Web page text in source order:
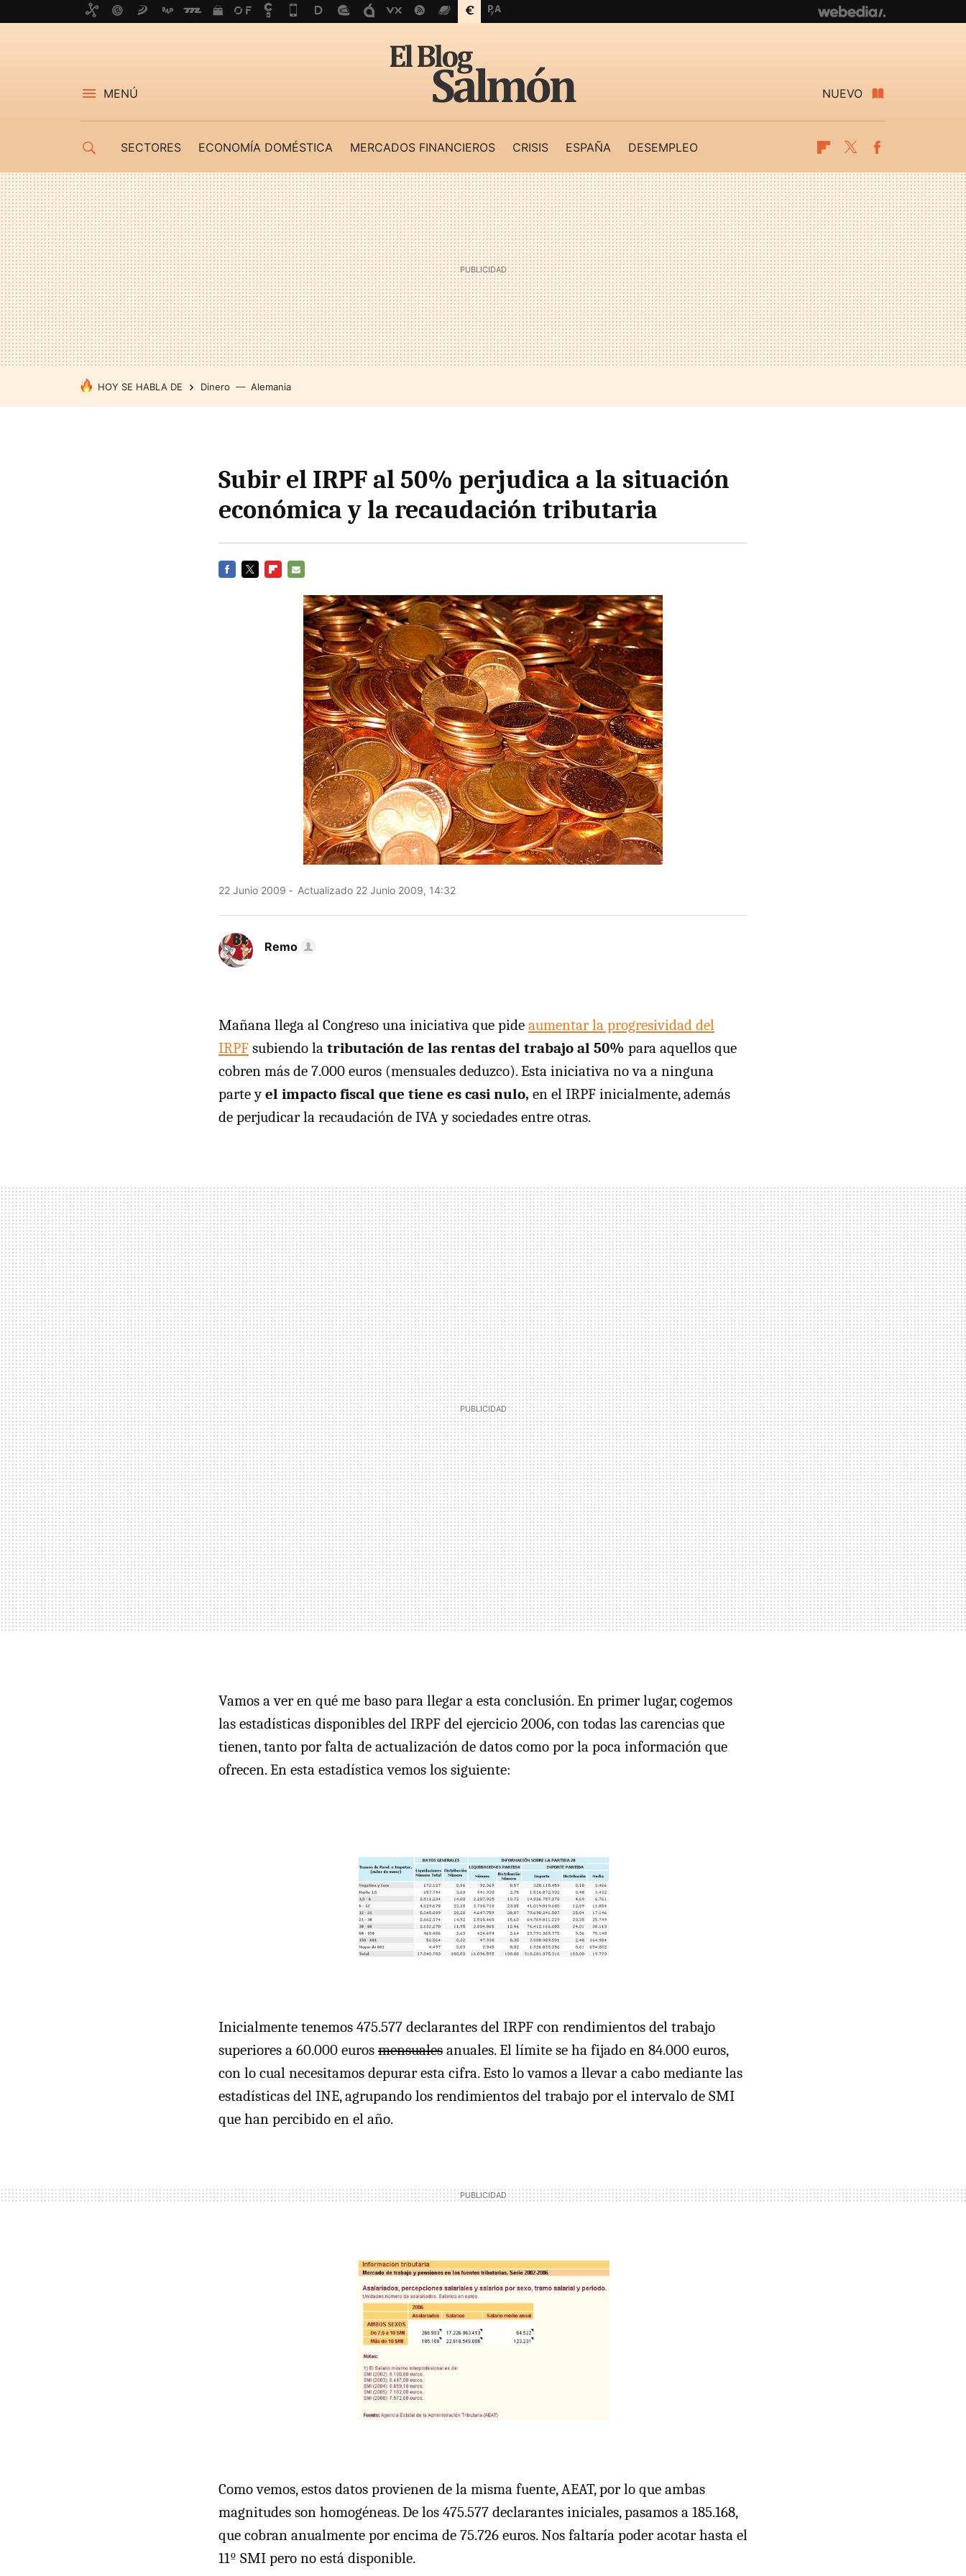
MENÚ NUEVO
SECTORES ECONOMÍA DOMÉSTICA MERCADOS FINANCIEROS CRISIS ESPAÑA DESEMPLEO Flipboard
Twitter
HOY SE HABLA DE Dinero Alemania
Subir el IRPF al 50% perjudica a la situación
económica y la recaudación tributaria
MAIL
22 Junio 2009 Actualizado 22 Junio 2009, 14:32
Remo
Mañana llega al Congreso una iniciativa que pide aumentar la progresividad del
IRPF subiendo la tributación de las rentas del trabajo al 50% para aquellos que
cobren más de 7.000 euros (mensuales deduzco). Esta iniciativa no va a ninguna
parte yel impacto fiscal que tiene es casi nulo, en el IRPF inicialmente, además
de perjudicar la recaudación de IVAy sociedades entre otras.
Vamos a ver en qué me baso para llegar a esta conclusión. En primer lugar, cogemos
las estadísticas disponibles del IRPF del ejercicio 2006, con todas las carencias que
tienen, tanto por falta de actualización de datos como por la poca información que
ofrecen. En esta estadística vemos los siguiente:
Inicialmente tenemos 475.577 declarantes del IRPF con rendimientos del trabajo
superiores a 60.000 euros mensuales anuales. El límite se ha fijado en 84.000 euros,
con lo cual necesitamos depurar esta cifra. Esto lo vamos a llevar a cabo mediante las
estadísticas del INE, agrupando los rendimientos del trabajo por el intervalo de SMI
que han percibido en el año.
Como vemos, estos datos provienen de la misma fuente, AEAT, por lo que ambas
magnitudes son homogéneas. De los 475.577 declarantes iniciales, pasamos a 185.168,
que cobran anualmente por encima de 75.726 euros. Nos faltaría poder acotar hasta el
11º SMI pero no está disponible.